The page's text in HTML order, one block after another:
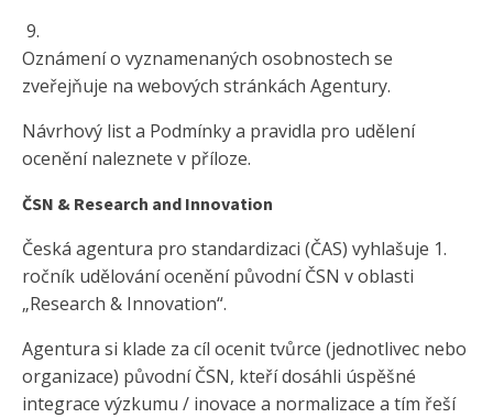
9.
Oznámení o vyznamenaných osobnostech se
zveřejňuje na webových stránkách Agentury.
Návrhový list a Podmínky a pravidla pro udělení
ocenění naleznete v příloze.
ČSN & Research and Innovation
Česká agentura pro standardizaci (ČAS) vyhlašuje 1.
ročník udělování ocenění původní ČSN v oblasti
„Research & Innovation“.
Agentura si klade za cíl ocenit tvůrce (jednotlivec nebo
organizace) původní ČSN, kteří dosáhli úspěšné
integrace výzkumu / inovace a normalizace a tím řeší